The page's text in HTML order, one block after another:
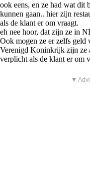
ook eens, en ze had wat dit
kunnen gaan.. hier zijn
als de klant er om vraagt.
eh nee hoor, dat zijn ze in
Ook mogen ze er zelfs
Verenigd Koninkrijk zijn ze
verplicht als de klant er om
▼